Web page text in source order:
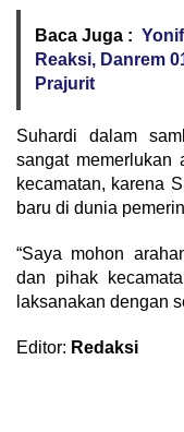
Baca Juga :
Reaksi, Danrem
Prajurit
Suhardi dalam
sangat memerlukan
kecamatan, karena
baru di dunia
“Saya mohon
dan pihak
laksanakan dengan
Editor: Redaksi